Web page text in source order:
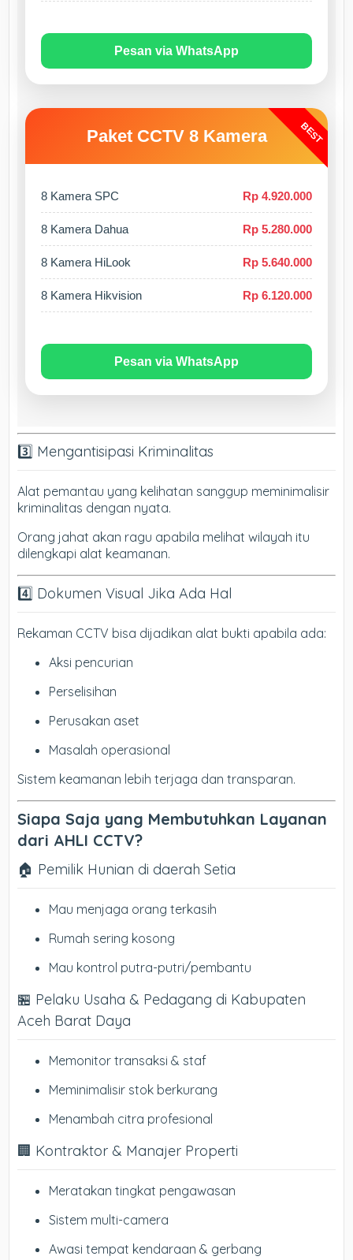
Pesan via WhatsApp
BEST
Paket CCTV 8 Kamera
8 Kamera SPC Rp 4.920.000
8 Kamera Dahua Rp 5.280.000
8 Kamera HiLook Rp 5.640.000
8 Kamera Hikvision Rp 6.120.000
Pesan via WhatsApp
3️⃣ Mengantisipasi Kriminalitas
Alat pemantau yang kelihatan sanggup meminimalisir
kriminalitas dengan nyata.
Orang jahat akan ragu apabila melihat wilayah itu
dilengkapi alat keamanan.
4️⃣ Dokumen Visual Jika Ada Hal
Rekaman CCTV bisa dijadikan alat bukti apabila ada:
Aksi pencurian
Perselisihan
Perusakan aset
Masalah operasional
Sistem keamanan lebih terjaga dan transparan.
Siapa Saja yang Membutuhkan Layanan
dari AHLI CCTV?
🏠 Pemilik Hunian di daerah Setia
Mau menjaga orang terkasih
Rumah sering kosong
Mau kontrol putra-putri/pembantu
🏪 Pelaku Usaha & Pedagang di Kabupaten
Aceh Barat Daya
Memonitor transaksi & staf
Meminimalisir stok berkurang
Menambah citra profesional
🏢 Kontraktor & Manajer Properti
Meratakan tingkat pengawasan
Sistem multi-camera
Awasi tempat kendaraan & gerbang